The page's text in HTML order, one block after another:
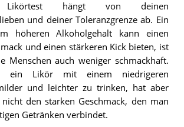
Likörtest hängt von deinen
und deiner Toleranzgrenze ab. Ein
höheren Alkoholgehalt kann einen
und einen stärkeren Kick bieten, ist
Menschen auch weniger schmackhaft.
ein Likör mit einem niedrigeren
und leichter zu trinken, hat aber
den starken Geschmack, den man
Getränken verbindet.